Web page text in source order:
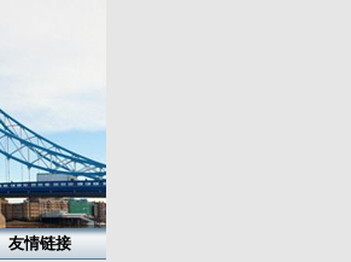
友情链接